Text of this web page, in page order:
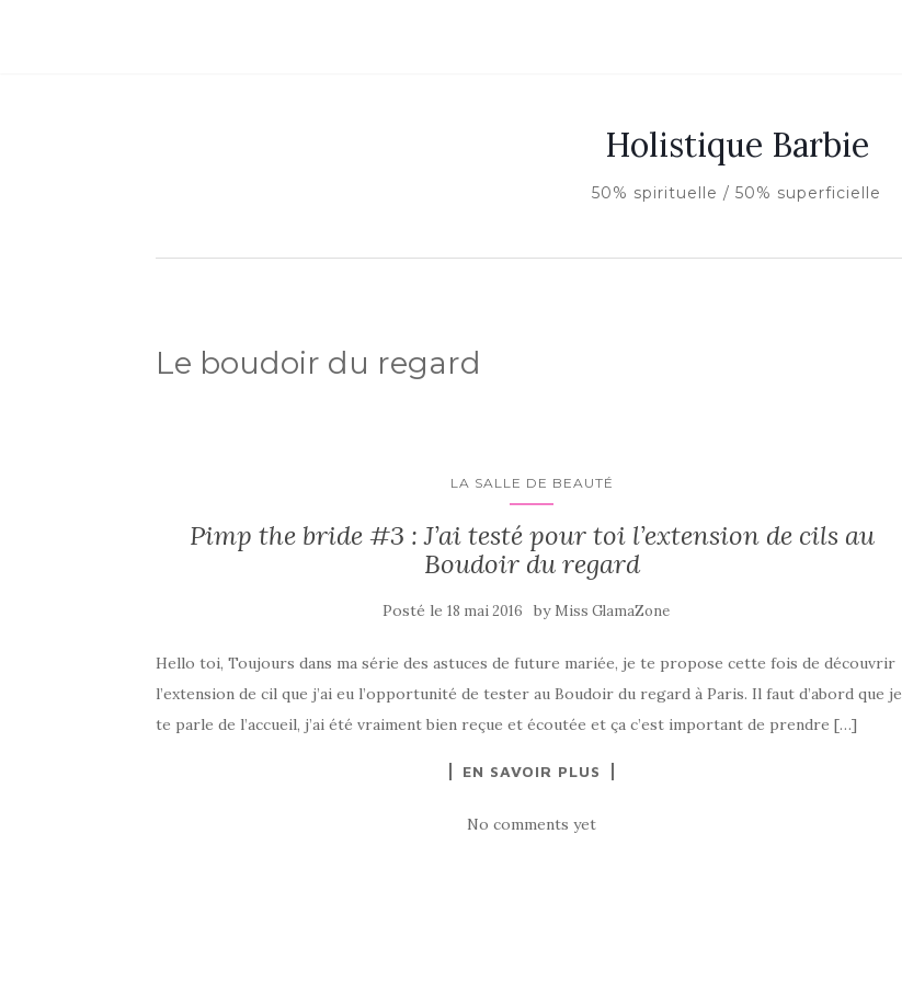
Holistique Barbie
50% spirituelle / 50% superficielle
Le boudoir du regard
LA SALLE DE BEAUTÉ
Pimp the bride #3 : J’ai testé pour toi l’extension de cils au
Boudoir du regard
Posté le18 mai 2016 by Miss GlamaZone
Hello toi, Toujours dans ma série des astuces de future mariée, je te propose cette fois de découvrir
l’extension de cil que j’ai eu l’opportunité de tester au Boudoir du regard à Paris. Il faut d’abord que je
te parle de l’accueil, j’ai été vraiment bien reçue et écoutée et ça c’est important de prendre […]
EN SAVOIR PLUS
No comments yet